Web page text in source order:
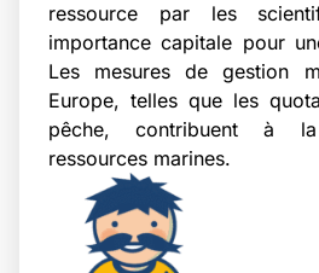
ressource par les
importance capitale pour
Les mesures de gestion
Europe, telles que les
pêche, contribuent à
ressources marines.